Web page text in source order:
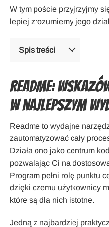
W tym poście przyjrzyjmy
lepiej zrozumiemy jego
Spis treści
Readme:
w najlepszym
Readme to wydajne
zautomatyzować cały
Działa ono jako centrum
pozwalając Ci na
Program pełni rolę punktu
dzięki czemu użytkownicy
które są dla nich istotne.
Jedną z najbardziej